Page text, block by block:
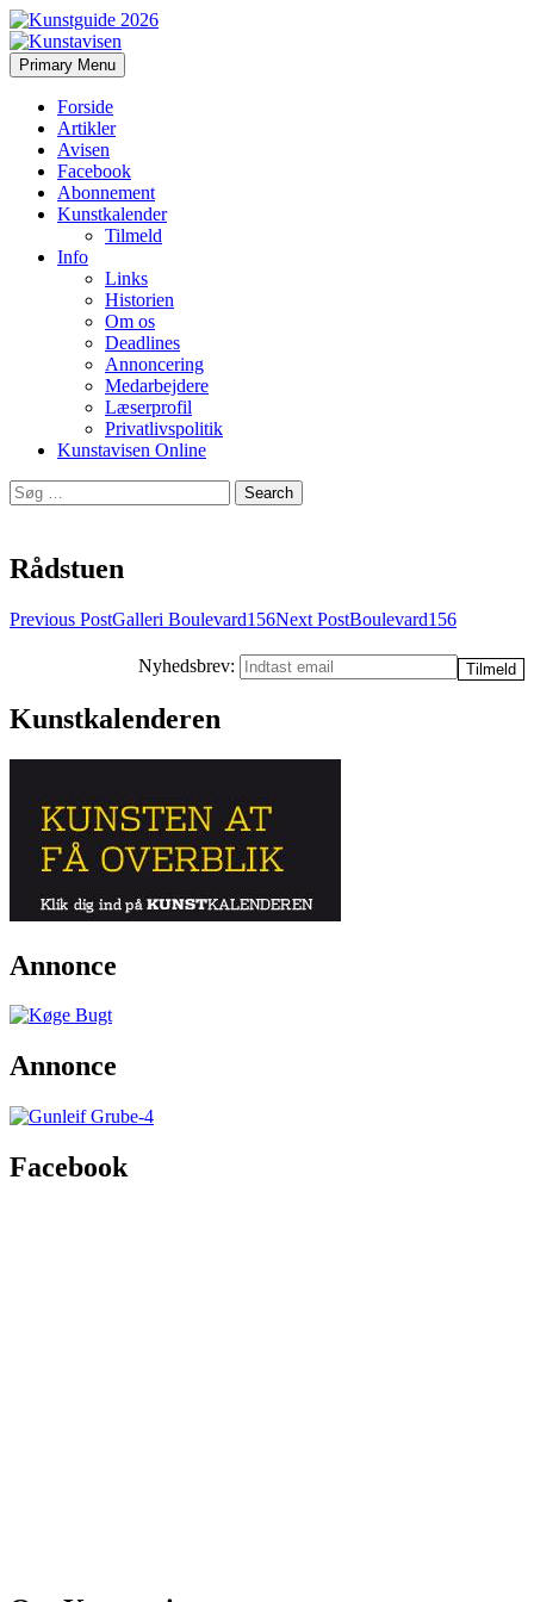
Kunstavisen
Search
Primary Menu Skip
to
Forside
Artikler
Avisen
Facebook
Abonnement
Kunstkalender
Tilmeld
Info
Links
Historien
Om os
Deadlines
Annoncering
Medarbejdere
Læserprofil
Privatlivspolitik
Kunstavisen Online
Search
for:
Rådstuen
Post
Previous PostGalleri Boulevard156Next PostBoulevard156
Nyhedsbrev:
Kunstkalenderen
Annonce
Annonce
Facebook